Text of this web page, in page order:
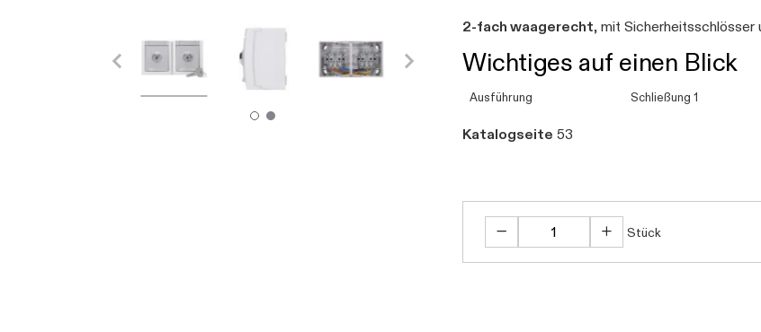
2-fach waagerecht, mit Sicherheitsschlösser
Wichtiges auf einen Blick
Ausführung Schließung 1
Katalogseite 53
Stück